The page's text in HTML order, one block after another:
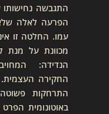
התגבשה
הפרעה לאלה שלא
עמו. החלטה זו
מכוונת על
הנדידה:
החקירה
התרחקות
באוטונומית הפרט